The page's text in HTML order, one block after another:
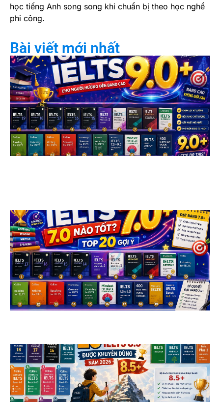
học tiếng Anh song song khi chuẩn bị theo học nghề
phi công.
Bài viết mới nhất